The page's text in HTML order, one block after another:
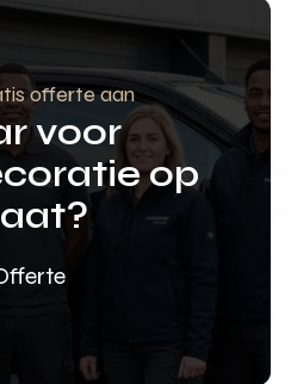
offerte aan
voor
op